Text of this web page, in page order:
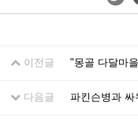
이전글 "몽골 다달마
다음글 파킨슨병과